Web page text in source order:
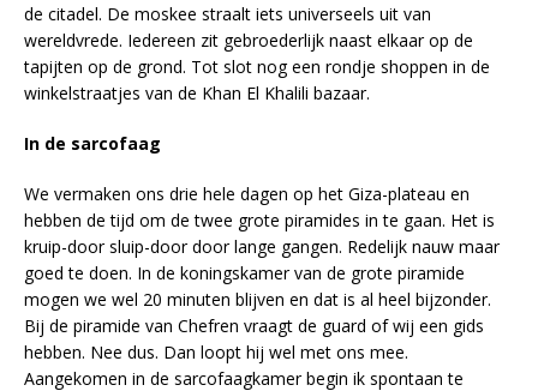
de citadel. De moskee straalt iets universeels uit van
wereldvrede. Iedereen zit gebroederlijk naast elkaar op de
tapijten op de grond. Tot slot nog een rondje shoppen in de
winkelstraatjes van de Khan El Khalili bazaar.
In de sarcofaag
We vermaken ons drie hele dagen op het Giza-plateau en
hebben de tijd om de twee grote piramides in te gaan. Het is
kruip-door sluip-door door lange gangen. Redelijk nauw maar
goed te doen. In de koningskamer van de grote piramide
mogen we wel 20 minuten blijven en dat is al heel bijzonder.
Bij de piramide van Chefren vraagt de guard of wij een gids
hebben. Nee dus. Dan loopt hij wel met ons mee.
Aangekomen in de sarcofaagkamer begin ik spontaan te